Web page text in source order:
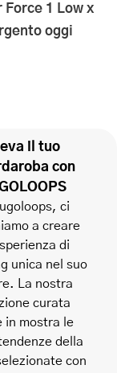
1 Low x
oggi
il tuo
con
ci
a creare
di
unica nel suo
La nostra
curata
in mostra le
della
con